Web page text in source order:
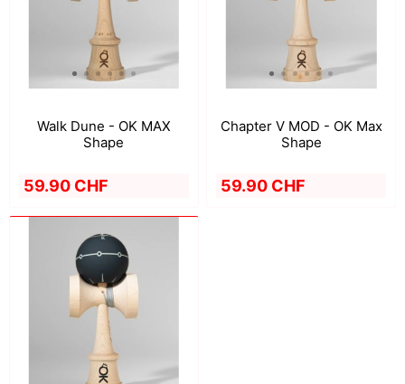
Walk Dune - OK MAX
Shape
59.90 CHF
Chapter V MOD - OK Max
Shape
59.90 CHF